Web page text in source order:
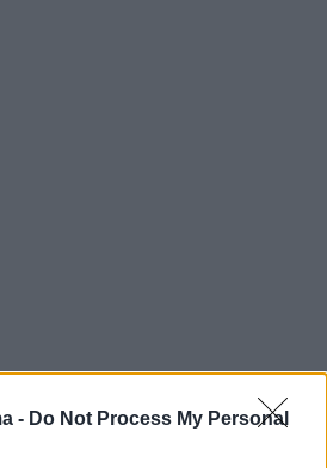
- Do Not Process My Personal